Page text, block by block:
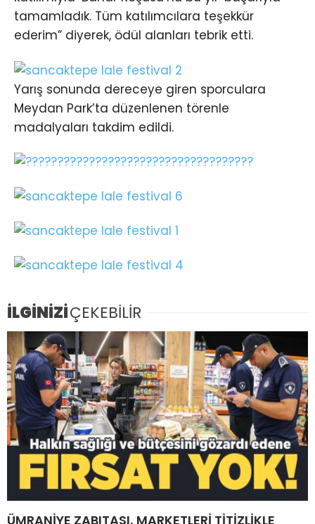
tamamladık. Tüm katılımcılara teşekkür
ederim” diyerek, ödül alanları tebrik etti.
Yarış sonunda dereceye giren sporculara
Meydan Park’ta düzenlenen törenle
madalyaları takdim edildi.
İLGİNİZİÇEKEBİLİR
ÜMRANİYE ZABITASI, MARKETLERİ TİTİZLİKLE